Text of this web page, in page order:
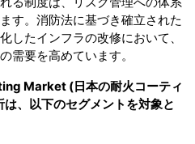
す。消防法に基づき確立された
し​​たインフラの改修において、
需要を高めています。
Market (日本の耐火コーティ
、以下のセグメントを対象と